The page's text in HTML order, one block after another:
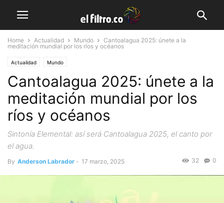
Home Actualidad Mundo
Cantoalagua 2025: únete a la
meditación mundial por los ríos y océanos
Actualidad Mundo
Cantoalagua 2025: únete a la
meditación mundial por los
ríos y océanos
Sintonía Elemental: así será Cantoalagua 2025, el canto por
el agua.
By Anderson Labrador - 17 marzo, 2025 0
32